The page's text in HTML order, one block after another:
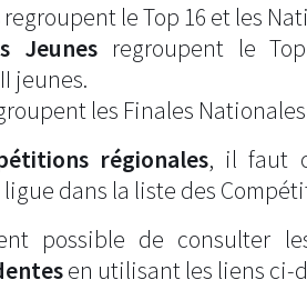
regroupent le Top 16 et les
Jeunesregroupent le
jeunes.
les Finales
régionales, il faut
dans la liste des
possible de consulter
en utilisant les liens ci-